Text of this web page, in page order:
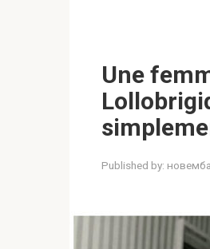
Une
Published by: